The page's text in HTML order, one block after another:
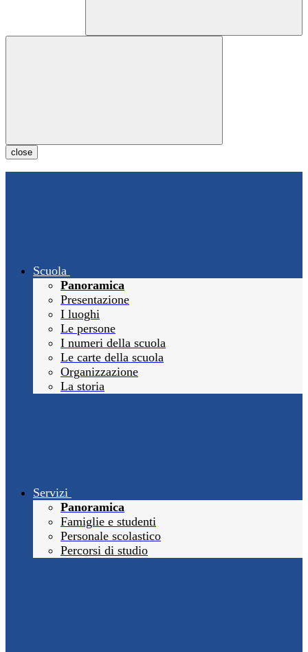
close
Scuola
Panoramica
Presentazione
I luoghi
Le persone
I numeri della scuola
Le carte della scuola
Organizzazione
La storia
Servizi
Panoramica
Famiglie e studenti
Personale scolastico
Percorsi di studio